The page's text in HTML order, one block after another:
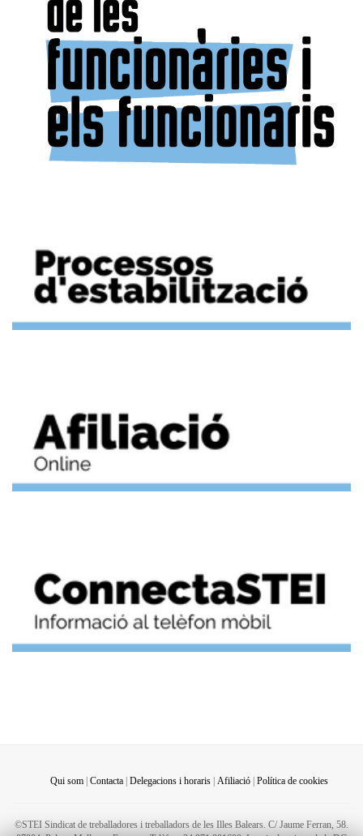
Qui som| Contacta| Delegacions i horaris| Afiliació| Política de cookies
©STEI Sindicat de treballadores i treballadors de les Illes Balears. C/ Jaume Ferran, 58.